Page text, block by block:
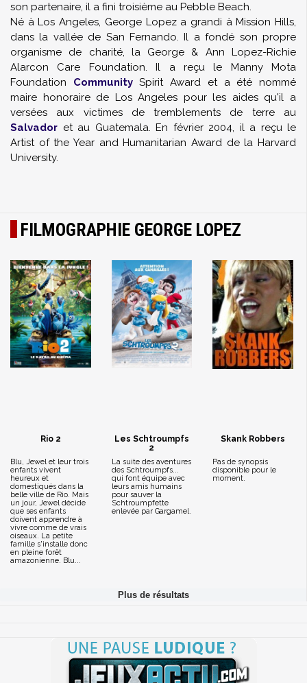
son partenaire, il a fini troisième au Pebble Beach.
Né à Los Angeles, George Lopez a grandi à Mission Hills,
dans la vallée de San Fernando. Il a fondé son propre
organisme de charité, la George & Ann Lopez-Richie
Alarcon Care Foundation. Il a reçu le Manny Mota
Foundation CommunitySpirit Award et a été nommé
maire honoraire de Los Angeles pour les aides qu'il a
versées aux victimes de tremblements de terre au
Salvador et au Guatemala. En février 2004, il a reçu le
Artist of the Year and Humanitarian Award de la Harvard
University.
FILMOGRAPHIE GEORGE LOPEZ
Rio 2
Blu, Jewel et leur trois
enfants vivent
heureux et
domestiqués dans la
belle ville de Rio. Mais
un jour, Jewel décide
que ses enfants
doivent apprendre à
vivre comme de vrais
oiseaux. La petite
famille s'installe donc
en pleine forêt
amazonienne. Blu...
Les Schtroumpfs
2
La suite des aventures
des Schtroumpfs...
qui font équipe avec
leurs amis humains
pour sauver la
Schtroumpfette
enlevée par Gargamel.
Skank Robbers
Pas de synopsis
disponible pour le
moment.